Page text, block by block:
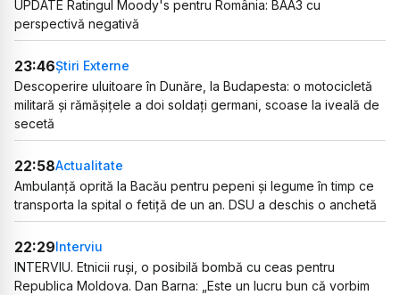
UPDATE Ratingul Moody's pentru România: BAA3 cu
perspectivă negativă
23:46Știri Externe
Descoperire uluitoare în Dunăre, la Budapesta: o motocicletă
militară și rămășițele a doi soldați germani, scoase la iveală de
secetă
22:58Actualitate
Ambulanță oprită la Bacău pentru pepeni și legume în timp ce
transporta la spital o fetiță de un an. DSU a deschis o anchetă
22:29Interviu
INTERVIU. Etnicii ruși, o posibilă bombă cu ceas pentru
Republica Moldova. Dan Barna: „Este un lucru bun că vorbim